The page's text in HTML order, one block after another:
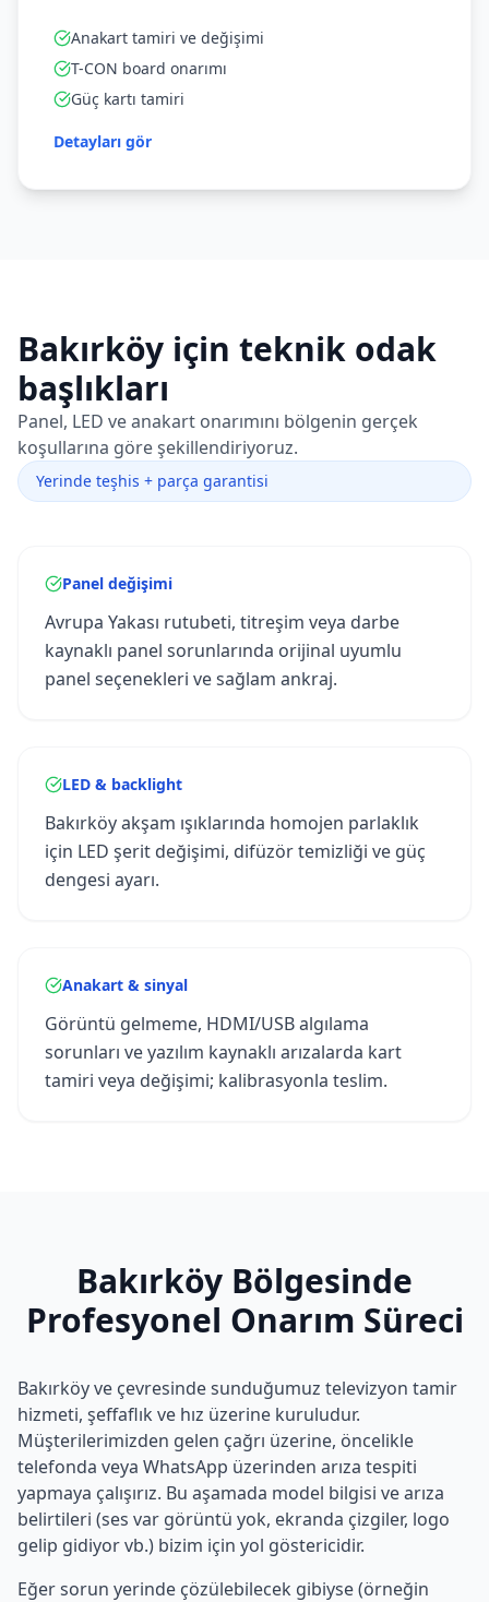
Anakart tamiri ve değişimi
T-CON board onarımı
Güç kartı tamiri
Detayları gör
Bakırköy için teknik odak
başlıkları
Panel, LED ve anakart onarımını bölgenin gerçek
koşullarına göre şekillendiriyoruz.
Yerinde teşhis + parça garantisi
Panel değişimi
Avrupa Yakası rutubeti, titreşim veya darbe
kaynaklı panel sorunlarında orijinal uyumlu
panel seçenekleri ve sağlam ankraj.
LED & backlight
Bakırköy akşam ışıklarında homojen parlaklık
için LED şerit değişimi, difüzör temizliği ve güç
dengesi ayarı.
Anakart & sinyal
Görüntü gelmeme, HDMI/USB algılama
sorunları ve yazılım kaynaklı arızalarda kart
tamiri veya değişimi; kalibrasyonla teslim.
Bakırköy Bölgesinde
Profesyonel Onarım Süreci
Bakırköyve çevresinde sunduğumuz televizyon tamir
hizmeti, şeffaflık ve hız üzerine kuruludur.
Müşterilerimizden gelen çağrı üzerine, öncelikle
telefonda veya WhatsApp üzerinden arıza tespiti
yapmaya çalışırız. Bu aşamada model bilgisi ve arıza
belirtileri (ses var görüntü yok, ekranda çizgiler, logo
gelip gidiyor vb.) bizim için yol göstericidir.
Eğer sorun yerinde çözülebilecek gibiyse (örneğin